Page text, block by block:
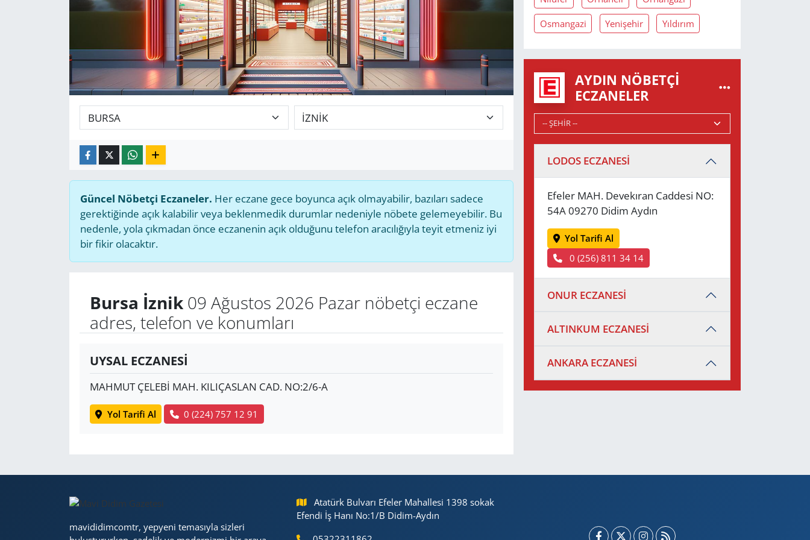
Güncel Nöbetçi Eczaneler. Her eczane gece boyunca açık olmayabilir, bazıları sadece
gerektiğinde açık kalabilir veya beklenmedik durumlar nedeniyle nöbete gelemeyebilir. Bu
nedenle, yola çıkmadan önce eczanenin açık olduğunu telefon aracılığıyla teyit etmeniz iyi
bir fikir olacaktır.
Bursa İznik09 Ağustos 2026 Pazar nöbetçi eczane
adres, telefon ve konumları
UYSAL ECZANESİ
MAHMUT ÇELEBİ MAH. KILIÇASLAN CAD. NO:2/6-A
Yol Tarifi Al 0 (224) 757 12 91
Osmangazi Yenişehir Yıldırım
AYDIN NÖBETÇI
ECZANELER
LODOS ECZANESİ
Efeler MAH. Devekıran Caddesi NO:
54A 09270 Didim Aydın
Yol Tarifi Al
0 (256) 811 34 14
ONUR ECZANESİ
ALTINKUM ECZANESİ
ANKARA ECZANESİ
mavididimcomtr, yepyeni temasıyla sizleri
Atatürk Bulvarı Efeler Mahallesi 1398 sokak
Efendi İş Hanı No:1/B Didim-Aydın
HABERDE İNSAN
KÜLTÜR SANAT
POLİTİKA